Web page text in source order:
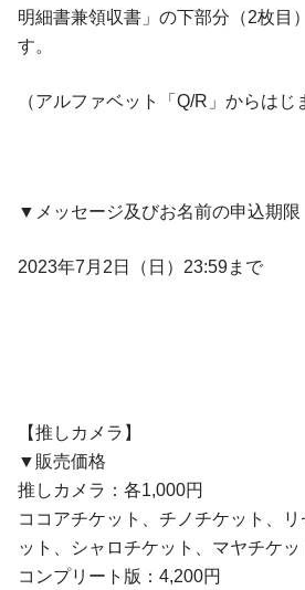
明細書兼領収書」の下部分（2枚目
す。
（アルファベット「Q/R」からはじ
▼メッセージ及びお名前の申込期限
2023年7月2日（日）23:59まで
【推しカメラ】
▼販売価格
推しカメラ：各1,000円
ココアチケット、チノチケット、
ット、シャロチケット、マヤチケッ
コンプリート版：4,200円